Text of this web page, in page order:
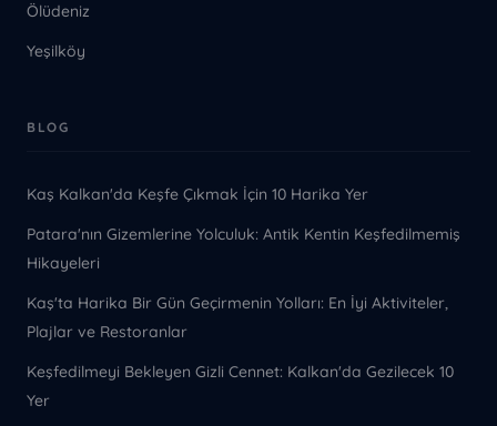
Ölüdeniz
Yeşilköy
BLOG
Kaş Kalkan'da Keşfe Çıkmak İçin 10 Harika Yer
Patara'nın Gizemlerine Yolculuk: Antik Kentin Keşfedilmemiş
Hikayeleri
Kaş'ta Harika Bir Gün Geçirmenin Yolları: En İyi Aktiviteler,
Plajlar ve Restoranlar
Keşfedilmeyi Bekleyen Gizli Cennet: Kalkan'da Gezilecek 10
Yer